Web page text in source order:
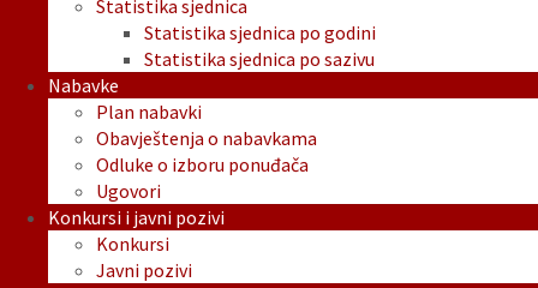
Statistika sjednica
Statistika sjednica po godini
Statistika sjednica po sazivu
Nabavke
Plan nabavki
Obavještenja o nabavkama
Odluke o izboru ponuđača
Ugovori
Konkursi i javni pozivi
Konkursi
Javni pozivi